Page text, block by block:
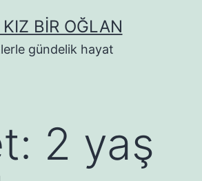
KIZ BIR OĞLAN
gündelik hayat
2 yaş